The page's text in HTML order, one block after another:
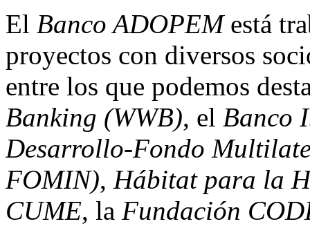
El Banco ADOPEMestá
proyectos con diversos
entre los que podemos
Banking (WWB), el Banco
Desarrollo-Fondo
FOMIN), Hábitat para la
CUME, la Fundación